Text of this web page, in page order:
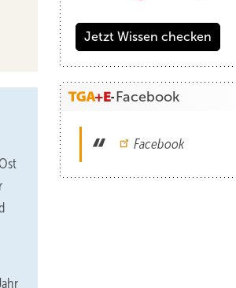
Jetzt Wissen checken
Facebook
Facebook